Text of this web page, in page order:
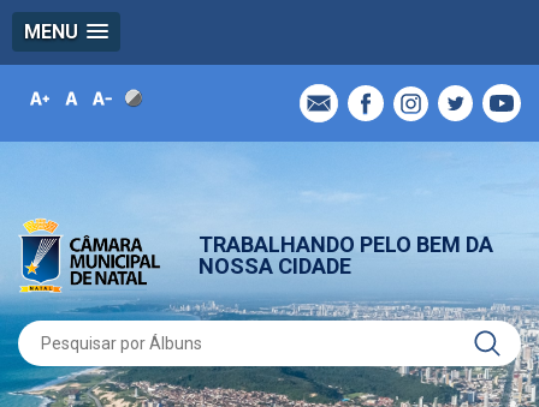
MENU
TRABALHANDO PELO BEM DA
NOSSA CIDADE